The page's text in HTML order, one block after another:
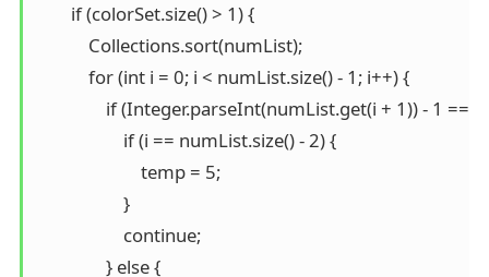
        if (colorSet.size() > 1) {
            Collections.sort(numList);
            for (int i = 0; i < numList.size() - 1; i++) {
if (Integer.parseInt(numList.get(i + 1)) - 1
                    if (i == numList.size() - 2) {
                        temp = 5;
                    }
                    continue;
                } else {